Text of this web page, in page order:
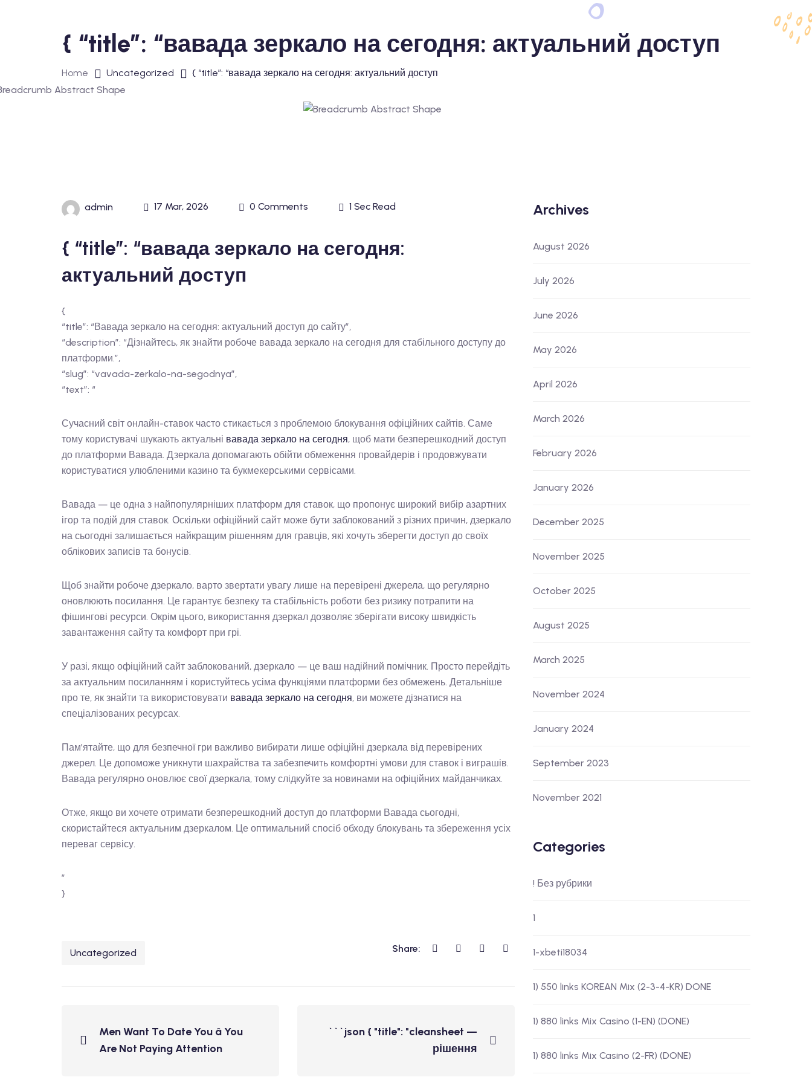
{ “title”: “вавада зеркало на сегодня: актуальний доступ
Home Uncategorized { “title”: “вавада зеркало на сегодня: актуальний доступ
admin 17 Mar, 2026 0 Comments 1 Sec Read
{ “title”: “вавада зеркало на сегодня:
актуальний доступ
{
“title”: “Вавада зеркало на сегодня: актуальний доступ до сайту”,
“description”: “Дізнайтесь, як знайти робоче вавада зеркало на сегодня для стабільного доступу до
платформи.”,
“slug”: “vavada-zerkalo-na-segodnya”,
“text”: “
Сучасний світ онлайн-ставок часто стикається з проблемою блокування офіційних сайтів. Саме
тому користувачі шукають актуальні вавада зеркало на сегодня, щоб мати безперешкодний доступ
до платформи Вавада. Дзеркала допомагають обійти обмеження провайдерів і продовжувати
користуватися улюбленими казино та букмекерськими сервісами.
Вавада — це одна з найпопулярніших платформ для ставок, що пропонує широкий вибір азартних
ігор та подій для ставок. Оскільки офіційний сайт може бути заблокований з різних причин, дзеркало
на сьогодні залишається найкращим рішенням для гравців, які хочуть зберегти доступ до своїх
облікових записів та бонусів.
Щоб знайти робоче дзеркало, варто звертати увагу лише на перевірені джерела, що регулярно
оновлюють посилання. Це гарантує безпеку та стабільність роботи без ризику потрапити на
фішингові ресурси. Окрім цього, використання дзеркал дозволяє зберігати високу швидкість
завантаження сайту та комфорт при грі.
У разі, якщо офіційний сайт заблокований, дзеркало — це ваш надійний помічник. Просто перейдіть
за актуальним посиланням і користуйтесь усіма функціями платформи без обмежень. Детальніше
про те, як знайти та використовувати вавада зеркало на сегодня, ви можете дізнатися на
спеціалізованих ресурсах.
Пам’ятайте, що для безпечної гри важливо вибирати лише офіційні дзеркала від перевірених
джерел. Це допоможе уникнути шахрайства та забезпечить комфортні умови для ставок і виграшів.
Вавада регулярно оновлює свої дзеркала, тому слідкуйте за новинами на офіційних майданчиках.
Отже, якщо ви хочете отримати безперешкодний доступ до платформи Вавада сьогодні,
скористайтеся актуальним дзеркалом. Це оптимальний спосіб обходу блокувань та збереження усіх
переваг сервісу.
”
}
Uncategorized Share:
Men Want To Date You â You
Are Not Paying Attention
```json { "title": "cleansheet —
рішення
Archives
August 2026
July 2026
June 2026
May 2026
April 2026
March 2026
February 2026
January 2026
December 2025
November 2025
October 2025
August 2025
March 2025
November 2024
January 2024
September 2023
November 2021
Categories
! Без рубрики
1
1-xbeti18034
1) 550 links KOREAN Mix (2-3-4-KR) DONE
1) 880 links Mix Casino (1-EN) (DONE)
1) 880 links Mix Casino (2-FR) (DONE)